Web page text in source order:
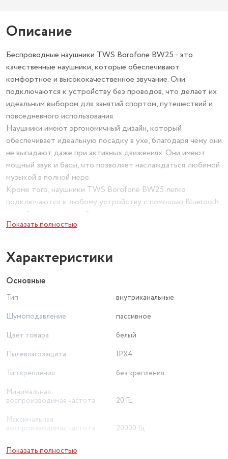
Описание
Беспроводные наушники TWS Borofone BW25 - это
качественные наушники, которые обеспечивают
комфортное и высококачественное звучание. Они
подключаются к устройству без проводов, что делает их
идеальным выбором для занятий спортом, путешествий и
повседневного использования.
Наушники имеют эргономичный дизайн, который
обеспечивает идеальную посадку в ухе, благодаря чему они
не выпадают даже при активных движениях. Они имеют
мощный звук и басы, что позволяет наслаждаться любимой
музыкой в полной мере.
Кроме того, наушники TWS Borofone BW25 легко
подключаются к любому устройству с помощью Bluetooth,
что обеспечивает стабильную связь и позволяет
наслаждаться музыкой без прерываний. Их удобно хранить
зарядке.
Показать полностью
Характеристики
Основные
Тип
внутриканальные
Шумоподавление
пассивное
Цвет товара
белый
Пылевлагозащита
IPX4
Тип крепления
без крепления
Минимальная
воспроизводимая частота
20 Гц
Максимальная
воспроизводимая частота
20000 Гц
Версия Bluetooth
Показать полностью